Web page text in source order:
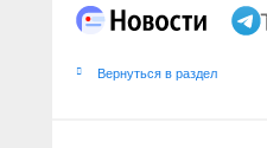
Вернуться в раздел